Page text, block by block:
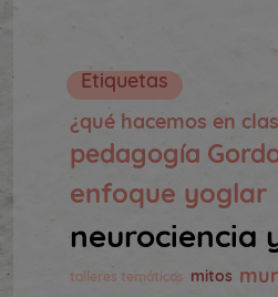
Etiquetas
¿qué hacemos en
pedagogía
enfoque yoglar
neurociencia
talleres temáticos mitos